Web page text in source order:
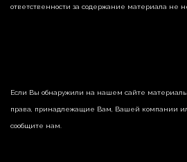
ответственности за содержание материала не
Если Вы обнаружили на нашем сайте
права, принадлежащие Вам, Вашей компании
сообщите нам.